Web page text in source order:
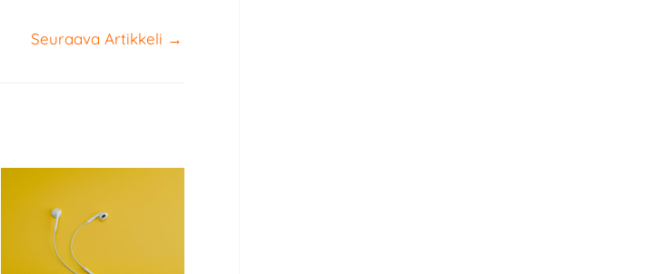
Seuraava Artikkeli →